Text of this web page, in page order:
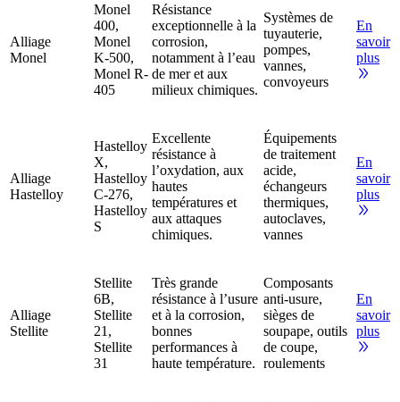
Alliage
Monel
Monel
400,
Monel
K-500,
Monel R-
405
Résistance
exceptionnelle à la
corrosion,
notamment à l’eau
de mer et aux
milieux chimiques.
Systèmes de
tuyauterie,
pompes,
vannes,
convoyeurs
En
savoir
plus
Alliage
Hastelloy
Hastelloy
X,
Hastelloy
C-276,
Hastelloy
S
Excellente
résistance à
l’oxydation, aux
hautes
températures et
aux attaques
chimiques.
Équipements
de traitement
acide,
échangeurs
thermiques,
autoclaves,
vannes
En
savoir
plus
Alliage
Stellite
Stellite
6B,
Stellite
21,
Stellite
31
Très grande
résistance à l’usure
et à la corrosion,
bonnes
performances à
haute température.
Composants
anti-usure,
sièges de
soupape, outils
de coupe,
roulements
En
savoir
plus